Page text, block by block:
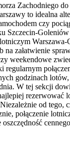
Zachodniego
to idealna
czy
Szczecin-
na załatwienie
weekendowe
godzinach
W tej sekcji
rezerwować
od tego,
połączenie